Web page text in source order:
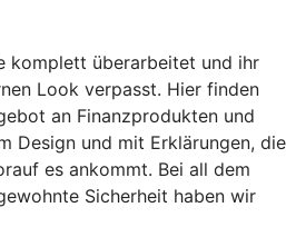
komplett überarbeitet und ihr
Look verpasst. Hier finden
an Finanzprodukten und
Design und mit Erklärungen, die
es ankommt. Bei all dem
Sicherheit haben wir